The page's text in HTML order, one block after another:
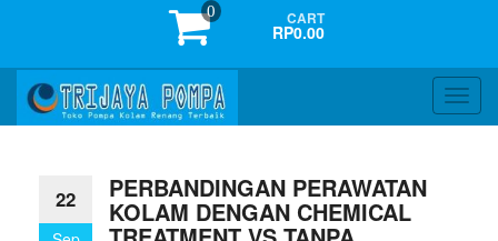
0 CART
RP0.00
22 PERBANDINGAN PERAWATAN
KOLAM DENGAN CHEMICAL